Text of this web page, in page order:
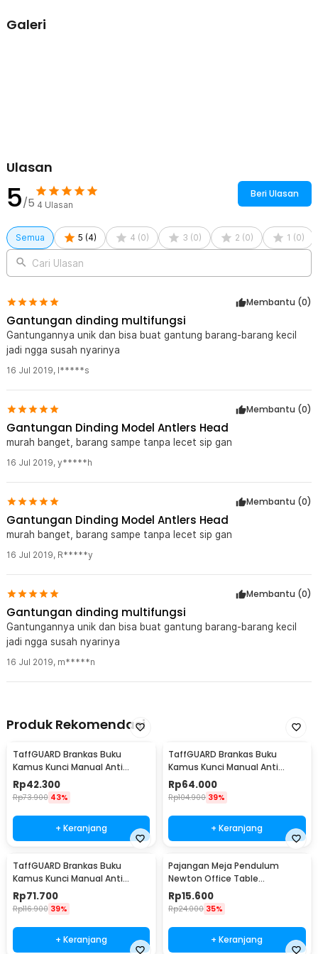
Galeri
Ulasan
5/5 4 Ulasan
Beri Ulasan
Semua 5 (4) 4 (0) 3 (0) 2 (0) 1 (0)
Cari Ulasan
Membantu (0)
Gantungan dinding multifungsi
Gantungannya unik dan bisa buat gantung barang-barang kecil
jadi ngga susah nyarinya
16 Jul 2019, I*****s
Membantu (0)
Gantungan Dinding Model Antlers Head
murah banget, barang sampe tanpa lecet sip gan
16 Jul 2019, y*****h
Membantu (0)
Gantungan Dinding Model Antlers Head
murah banget, barang sampe tanpa lecet sip gan
16 Jul 2019, R*****y
Membantu (0)
Gantungan dinding multifungsi
Gantungannya unik dan bisa buat gantung barang-barang kecil
jadi ngga susah nyarinya
16 Jul 2019, m*****n
Produk Rekomendasi
TaffGUARD Brankas Buku
Kamus Kunci Manual Anti
Maling Hidden Safe Box Kecil -
KB-10L
Rp42.300
Rp73.900 43%
+ Keranjang
TaffGUARD Brankas Buku
Kamus Kunci Manual Anti
Maling Hidden Safe Box Sedang
- KB-10L
Rp64.000
Rp104.900 39%
+ Keranjang
TaffGUARD Brankas Buku
Kamus Kunci Manual Anti
Maling Hidden Safe Box Besar -
KB-10L
Rp71.700
Rp116.900 39%
+ Keranjang
Pajangan Meja Pendulum
Newton Office Table
Decoration 5 Ball S - H50S
Rp15.600
Rp24.000 35%
+ Keranjang